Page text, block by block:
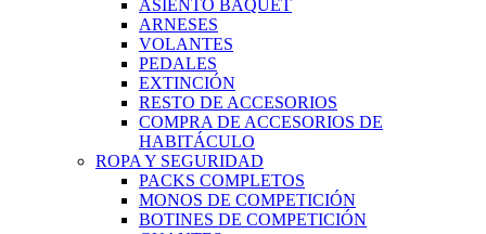
ASIENTO BAQUET
ARNESES
VOLANTES
PEDALES
EXTINCIÓN
RESTO DE ACCESORIOS
COMPRA DE ACCESORIOS DE
HABITÁCULO
ROPA Y SEGURIDAD
PACKS COMPLETOS
MONOS DE COMPETICIÓN
BOTINES DE COMPETICIÓN